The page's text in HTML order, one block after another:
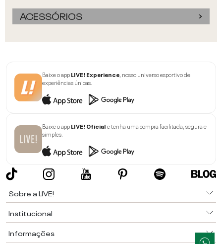
ACESSÓRIOS
Baixe o appLIVE! Experience, nosso universo esportivo de
experiências únicas.
Baixe o appLIVE! Oficiale tenha uma compra facilitada, segura e
simples.
Sobre a LIVE!
Institucional
Informações